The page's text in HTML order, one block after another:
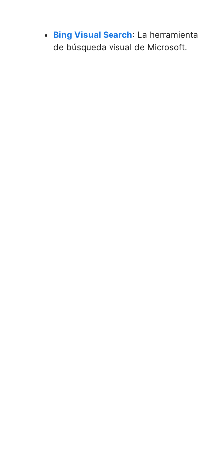
Bing Visual Search: La herramienta
de búsqueda visual⁤ de Microsoft.